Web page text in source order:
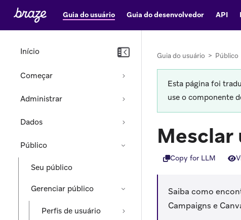
Guia do usuário Guia do desenvolvedor API
Início
Começar
Administrar
Dados
Público
Seu público
Gerenciar público
Perfis de usuário
Guia do usuário > Público
Esta página foi
use o componente
Mesclar
Copy for LLM
Saiba como
Campaigns e